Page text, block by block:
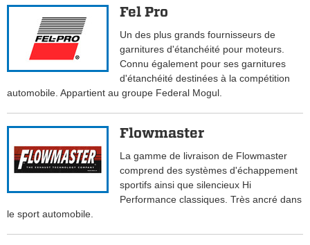
Fel Pro
Un des plus grands fournisseurs de
garnitures d'étanchéité pour moteurs.
Connu également pour ses garnitures
d'étanchéité destinées à la compétition
automobile. Appartient au groupe Federal Mogul.
Flowmaster
La gamme de livraison de Flowmaster
comprend des systèmes d'échappement
sportifs ainsi que silencieux Hi
Performance classiques. Très ancré dans
le sport automobile.